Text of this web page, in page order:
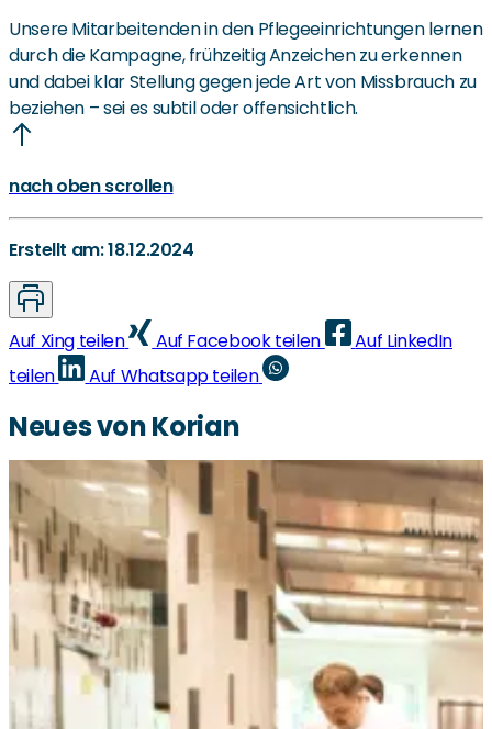
Unsere Mitarbeitenden in den Pflegeeinrichtungen lernen
durch die Kampagne, frühzeitig Anzeichen zu erkennen
und dabei klar Stellung gegen jede Art von Missbrauch zu
beziehen – sei es subtil oder offensichtlich.
nach oben scrollen
Erstellt am: 18.12.2024
Auf Xing teilen Auf Facebook teilen
Auf LinkedIn
teilen
Auf Whatsapp teilen
Neues von Korian